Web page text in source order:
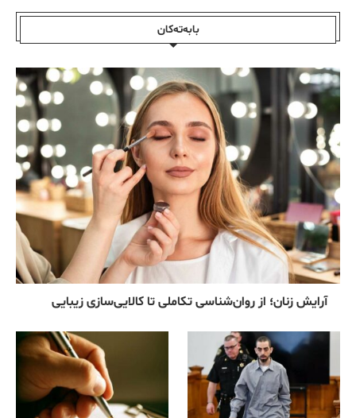
بابەتەکان
آرایش زنان؛ از روان‌شناسی تکاملی تا کالایی‌سازی زیبایی